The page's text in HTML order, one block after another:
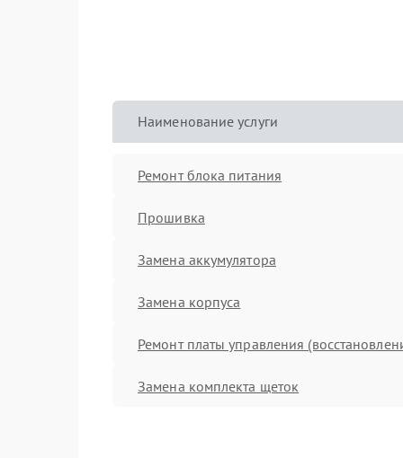
Наименование услуги
Ремонт блока питания
Прошивка
Замена аккумулятора
Замена корпуса
Ремонт платы управления
Замена комплекта щеток